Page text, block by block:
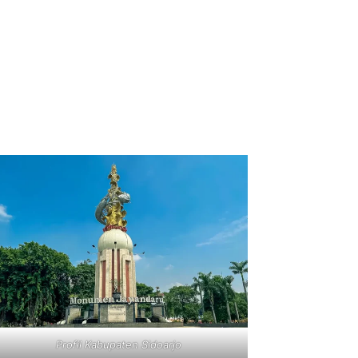
Profil Kabupaten Sidoarjo